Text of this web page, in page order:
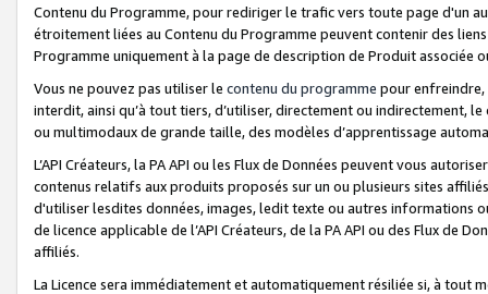
Contenu du Programme, pour rediriger le trafic vers toute page d'un
étroitement liées au Contenu du Programme peuvent contenir des
Programme uniquement à la page de description de Produit associée
Vous ne pouvez pas utiliser le contenu du programme pour
interdit, ainsi qu’à tout tiers, d’utiliser, directement ou indirectement,
ou multimodaux de grande taille, des modèles d’apprentissage
L’API Créateurs, la PA API ou les Flux de Données peuvent vous
contenus relatifs aux produits proposés sur un ou plusieurs sites
d'utiliser lesdites données, images, ledit texte ou autres informations
de licence applicable de l’API Créateurs, de la PA API ou des Flux de
affiliés.
La Licence sera immédiatement et automatiquement résiliée si, à